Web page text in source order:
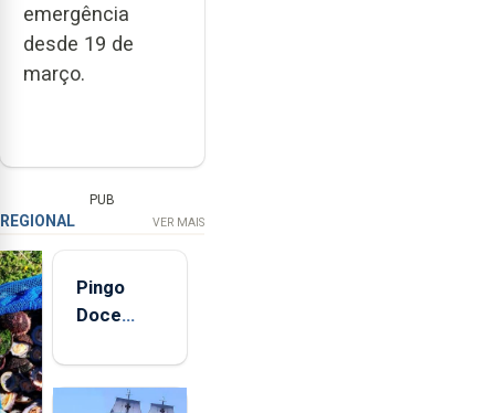
emergência
desde 19 de
março.
PUB
REGIONAL VER MAIS
Pingo
Doce
quinta-
feira nova